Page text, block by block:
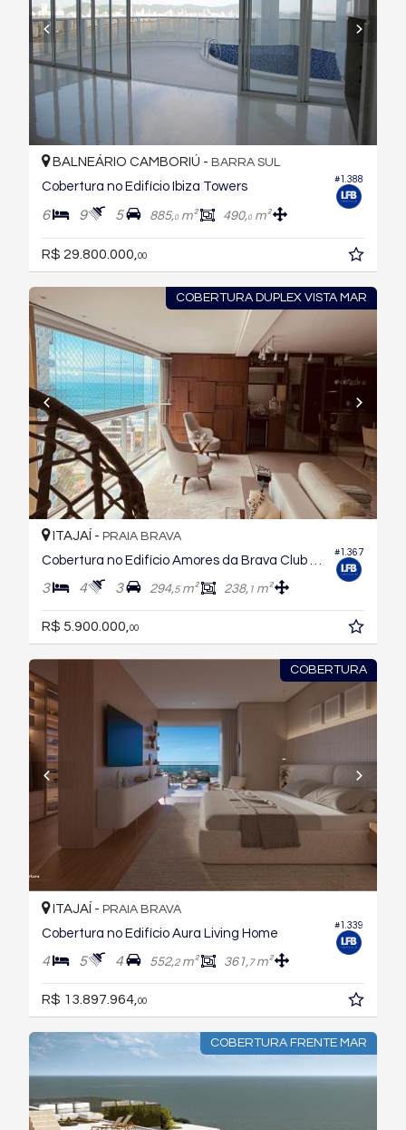
#1.388
BALNEÁRIO CAMBORIÚ - BARRA SUL
Cobertura no Edifício Ibiza Towers
6 9 5 885,0m² 490,0m²
R$ 29.800.000, 00
COBERTURA DUPLEX VISTA MAR
#1.367
ITAJAÍ - PRAIA BRAVA
3 4 3 294,5m² 238, 1 m²
R$ 5.900.000,00
COBERTURA
#1.339
ITAJAÍ - PRAIA BRAVA
Cobertura no Edifício Aura Living Home
4 5 4 552,2m² 361,7m²
R$ 13.897.964, 00
COBERTURA FRENTE MAR